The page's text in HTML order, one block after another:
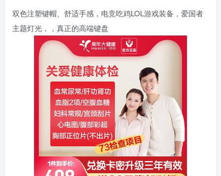
双色注塑键帽、舒适手感，电竞吃鸡LOL游戏装备，爱国者
主题灯光，，真正的高端键盘